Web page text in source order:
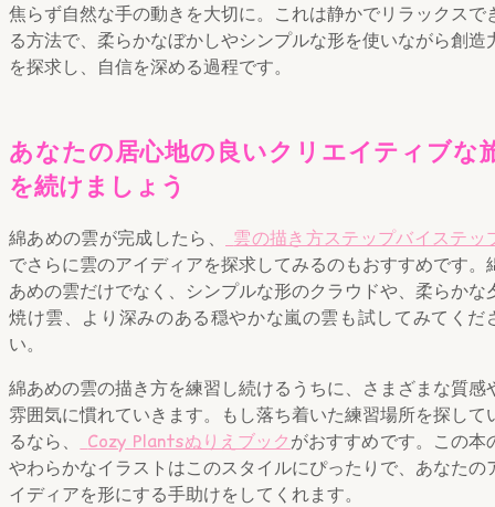
焦らず自然な手の動きを大切に。これは静かでリラックスで
る方法で、柔らかなぼかしやシンプルな形を使いながら創造
を探求し、自信を深める過程です。
あなたの居心地の良いクリエイティブな
を続けましょう
綿あめの雲が完成したら、
雲の描き方ステップバイステッ
でさらに雲のアイディアを探求してみるのもおすすめです。
あめの雲だけでなく、シンプルな形のクラウドや、柔らかな
焼け雲、より深みのある穏やかな嵐の雲も試してみてくだ
い。
綿あめの雲の描き方を練習し続けるうちに、さまざまな質感
雰囲気に慣れていきます。もし落ち着いた練習場所を探して
るなら、
Cozy Plantsぬりえブックがおすすめです。この本
やわらかなイラストはこのスタイルにぴったりで、あなたの
イディアを形にする手助けをしてくれます。